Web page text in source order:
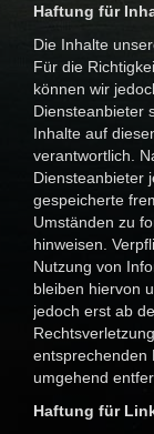
Haftung für
Die Inhalte
Für die
können wir
Diensteanbieter
Inhalte auf
verantwortlich.
Diensteanbieter
gespeicherte
Umständen zu
hinweisen.
Nutzung von
bleiben hiervon
jedoch erst ab
entsprechenden
umgehend
Haftung für